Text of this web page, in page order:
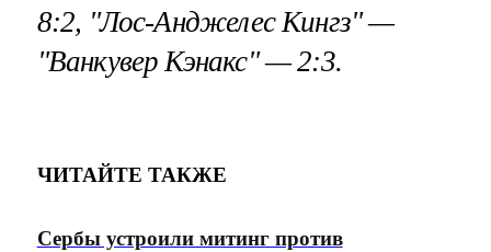
8:2, "Лос-Анджелес Кингз" —
"Ванкувер Кэнакс" — 2:3.
ЧИТАЙТЕ ТАКЖЕ
Сербы устроили митинг против